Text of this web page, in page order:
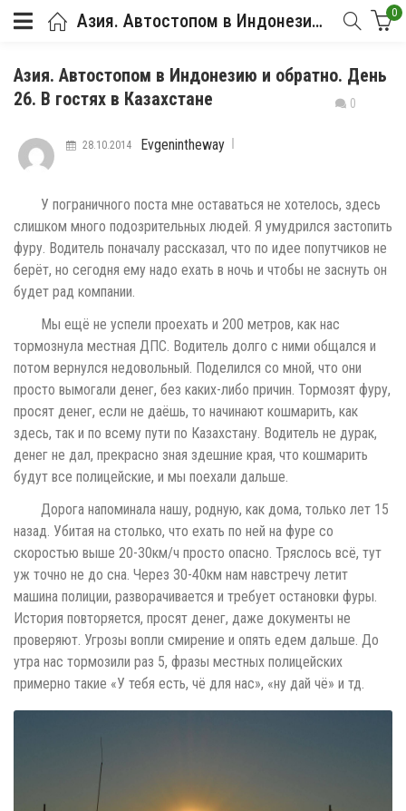
Азия. Автостопом в Индонезию и обратно. День 26. В гостях в Казахстане 0
0
Азия. Автостопом в Индонезию и обратно. День
26. В гостях в Казахстане
Evgenintheway
28.10.2014
У пограничного поста мне оставаться не хотелось, здесь
слишком много подозрительных людей. Я умудрился застопить
фуру. Водитель поначалу рассказал, что по идее попутчиков не
берёт, но сегодня ему надо ехать в ночь и чтобы не заснуть он
будет рад компании.
Мы ещё не успели проехать и 200 метров, как нас
тормознула местная ДПС. Водитель долго с ними общался и
потом вернулся недовольный. Поделился со мной, что они
просто вымогали денег, без каких-либо причин. Тормозят фуру,
просят денег, если не даёшь, то начинают кошмарить, как
здесь, так и по всему пути по Казахстану. Водитель не дурак,
денег не дал, прекрасно зная здешние края, что кошмарить
будут все полицейские, и мы поехали дальше.
Дорога напоминала нашу, родную, как дома, только лет 15
назад. Убитая на столько, что ехать по ней на фуре со
скоростью выше 20-30км/ч просто опасно. Тряслось всё, тут
уж точно не до сна. Через 30-40км нам навстречу летит
машина полиции, разворачивается и требует остановки фуры.
История повторяется, просят денег, даже документы не
проверяют. Угрозы вопли смирение и опять едем дальше. До
утра нас тормозили раз 5, фразы местных полицейских
примерно такие «У тебя есть, чё для нас», «ну дай чё» и тд.